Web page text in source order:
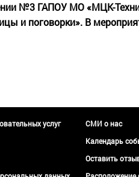
№3 ГАПОУ МО «МЦК-
и поговорки». В
услуг
СМИ о нас
Календарь
Оставить